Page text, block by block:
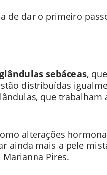
de dar o primeiro
glândulas sebáceas,
distribuídas
que trabalham
alterações
ainda mais a pele
Pires.